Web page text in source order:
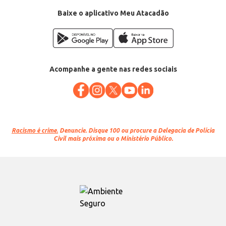
Baixe o aplicativo Meu Atacadão
Acompanhe a gente nas redes sociais
Racismo é crime. Denuncie. Disque 100 ou procure a Delegacia de Polícia
Civil mais próxima ou o Ministério Público.